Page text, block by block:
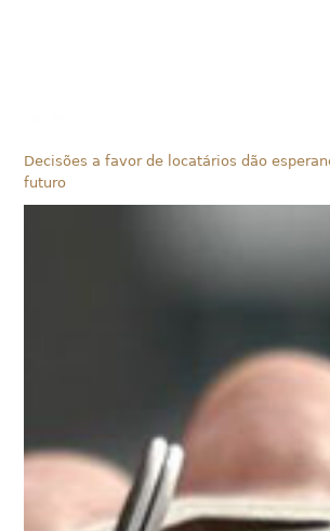
Decisões a favor de locatários dão
futuro